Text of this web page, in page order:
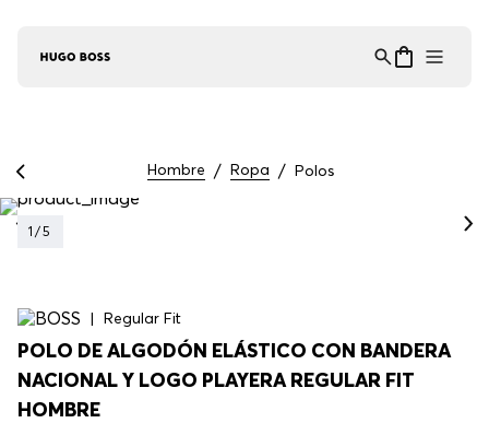
Hombre Ropa Polos
1 /5
Regular Fit
POLO DE ALGODÓN ELÁSTICO CON BANDERA
NACIONAL Y LOGO PLAYERA REGULAR FIT
HOMBRE
Asistente Virtual
en línea ⋮